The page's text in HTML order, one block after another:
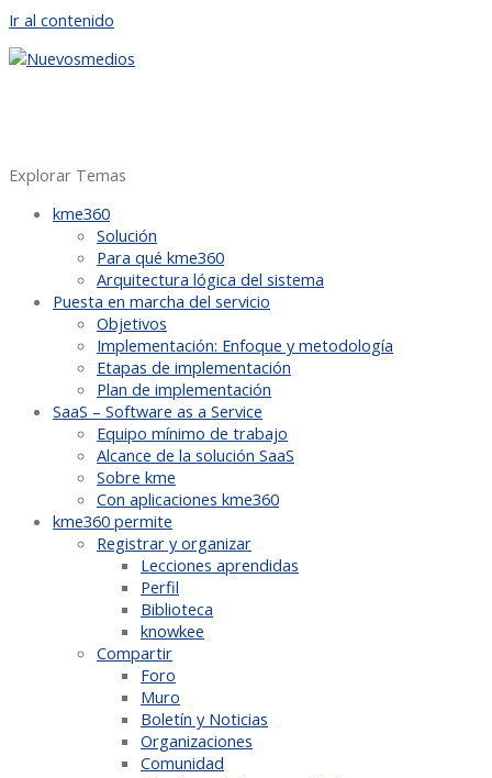
Ir al contenido
Explorar Temas
kme360
Solución
Para qué kme360
Arquitectura lógica del sistema
Puesta en marcha del servicio
Objetivos
Implementación: Enfoque y metodología
Etapas de implementación
Plan de implementación
SaaS – Software as a Service
Equipo mínimo de trabajo
Alcance de la solución SaaS
Sobre kme
Con aplicaciones kme360
kme360 permite
Registrar y organizar
Lecciones aprendidas
Perfil
Biblioteca
knowkee
Compartir
Foro
Muro
Boletín y Noticias
Organizaciones
Comunidad